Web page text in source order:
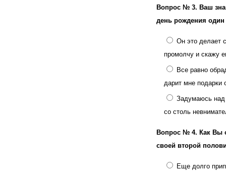
Вопрос № 3. Ваш
день рождения один
Он это делает
промолчу и скажу
Все равно
дарит мне подарки
Задумаюсь
со столь
Вопрос № 4. Как Вы
своей второй
Еще долго